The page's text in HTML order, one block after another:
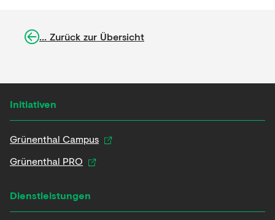
... Zurück zur Übersicht
Initiativen
Grünenthal Campus
Grünenthal PRO
Dienstleistungen